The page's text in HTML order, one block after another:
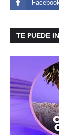
TE PUEDE